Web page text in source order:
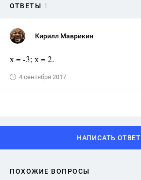
ОТВЕТЫ 1
Кирилл Маврикин
х = -3; х = 2.
4 сентября 2017
НАПИСАТЬ ОТВЕТ
ПОХОЖИЕ ВОПРОСЫ